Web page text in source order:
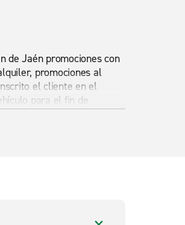
de Jaén promociones con
promociones al
el cliente en el
para el fin de
de furgonetas que